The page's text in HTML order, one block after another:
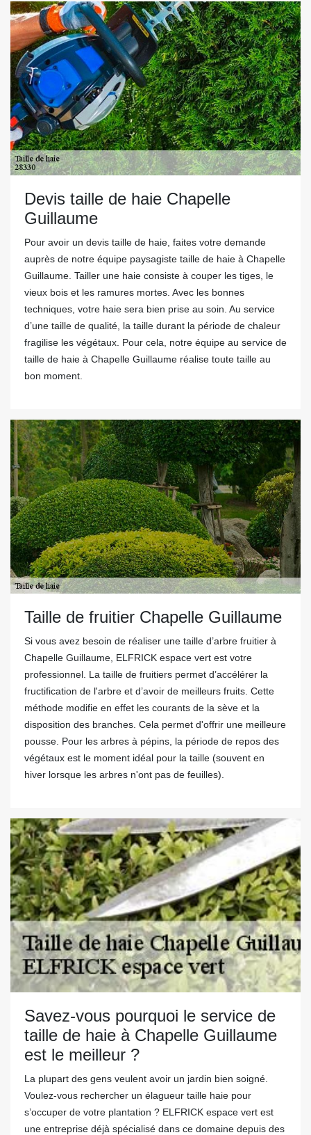
Devis taille de haie Chapelle
Guillaume
Pour avoir un devis taille de haie, faites votre demande
auprès de notre équipe paysagiste taille de haie à Chapelle
Guillaume. Tailler une haie consiste à couper les tiges, le
vieux bois et les ramures mortes. Avec les bonnes
techniques, votre haie sera bien prise au soin. Au service
d’une taille de qualité, la taille durant la période de chaleur
fragilise les végétaux. Pour cela, notre équipe au service de
taille de haie à Chapelle Guillaume réalise toute taille au
bon moment.
Taille de fruitier Chapelle Guillaume
Si vous avez besoin de réaliser une taille d’arbre fruitier à
Chapelle Guillaume, ELFRICK espace vert est votre
professionnel. La taille de fruitiers permet d’accélérer la
fructification de l'arbre et d’avoir de meilleurs fruits. Cette
méthode modifie en effet les courants de la sève et la
disposition des branches. Cela permet d'offrir une meilleure
pousse. Pour les arbres à pépins, la période de repos des
végétaux est le moment idéal pour la taille (souvent en
hiver lorsque les arbres n'ont pas de feuilles).
Savez-vous pourquoi le service de
taille de haie à Chapelle Guillaume
est le meilleur ?
La plupart des gens veulent avoir un jardin bien soigné.
Voulez-vous rechercher un élagueur taille haie pour
s’occuper de votre plantation ? ELFRICK espace vert est
une entreprise déjà spécialisé dans ce domaine depuis des